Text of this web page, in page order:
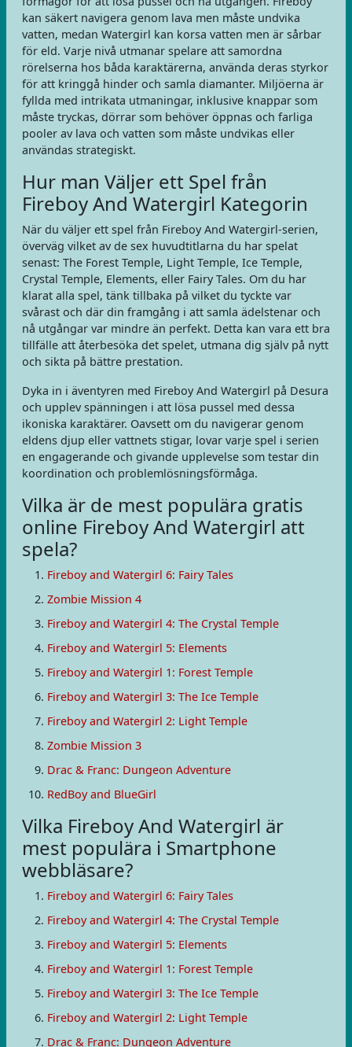
kan säkert navigera genom lava men måste undvika
vatten, medan Watergirl kan korsa vatten men är sårbar
för eld. Varje nivå utmanar spelare att samordna
rörelserna hos båda karaktärerna, använda deras styrkor
för att kringgå hinder och samla diamanter. Miljöerna är
fyllda med intrikata utmaningar, inklusive knappar som
måste tryckas, dörrar som behöver öppnas och farliga
pooler av lava och vatten som måste undvikas eller
användas strategiskt.
Hur man Väljer ett Spel från
Fireboy And Watergirl Kategorin
När du väljer ett spel från Fireboy And Watergirl-serien,
överväg vilket av de sex huvudtitlarna du har spelat
senast: The Forest Temple, Light Temple, Ice Temple,
Crystal Temple, Elements, eller Fairy Tales. Om du har
klarat alla spel, tänk tillbaka på vilket du tyckte var
svårast och där din framgång i att samla ädelstenar och
nå utgångar var mindre än perfekt. Detta kan vara ett bra
tillfälle att återbesöka det spelet, utmana dig själv på nytt
och sikta på bättre prestation.
Dyka in i äventyren med Fireboy And Watergirl på Desura
och upplev spänningen i att lösa pussel med dessa
ikoniska karaktärer. Oavsett om du navigerar genom
eldens djup eller vattnets stigar, lovar varje spel i serien
en engagerande och givande upplevelse som testar din
koordination och problemlösningsförmåga.
Vilka är de mest populära gratis
online Fireboy And Watergirl att
spela?
Fireboy and Watergirl 6: Fairy Tales
Zombie Mission 4
Fireboy and Watergirl 4: The Crystal Temple
Fireboy and Watergirl 5: Elements
Fireboy and Watergirl 1: Forest Temple
Fireboy and Watergirl 3: The Ice Temple
Fireboy and Watergirl 2: Light Temple
Zombie Mission 3
Drac & Franc: Dungeon Adventure
RedBoy and BlueGirl
Vilka Fireboy And Watergirl är
mest populära i Smartphone
webbläsare?
Fireboy and Watergirl 6: Fairy Tales
Fireboy and Watergirl 4: The Crystal Temple
Fireboy and Watergirl 5: Elements
Fireboy and Watergirl 1: Forest Temple
Fireboy and Watergirl 3: The Ice Temple
Fireboy and Watergirl 2: Light Temple
Drac & Franc: Dungeon Adventure